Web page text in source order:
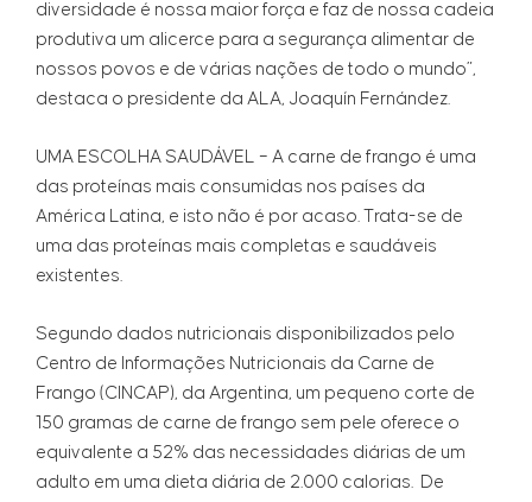
diversidade é nossa maior força e faz de nossa cadeia
produtiva um alicerce para a segurança alimentar de
nossos povos e de várias nações de todo o mundo”,
destaca o presidente da ALA, Joaquín Fernández.
UMA ESCOLHA SAUDÁVEL – A carne de frango é uma
das proteínas mais consumidas nos países da
América Latina, e isto não é por acaso. Trata-se de
uma das proteínas mais completas e saudáveis
existentes.
Segundo dados nutricionais disponibilizados pelo
Centro de Informações Nutricionais da Carne de
Frango (CINCAP), da Argentina, um pequeno corte de
150 gramas de carne de frango sem pele oferece o
equivalente a 52% das necessidades diárias de um
adulto em uma dieta diária de 2.000 calorias. De